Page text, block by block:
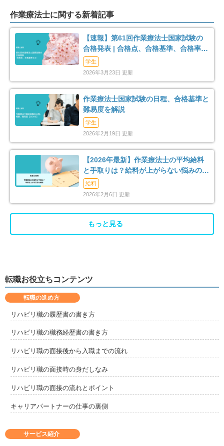
作業療法士に関する新着記事
【速報】第61回作業療法士国家試験の
合格発表 | 合格点、合格基準、合格率
（2026年）
学生
2026年3月23日 更新
作業療法士国家試験の日程、合格基準と
難易度を解説
学生
2026年2月19日 更新
【2026年最新】作業療法士の平均給料
と手取りは？給料が上がらない悩みの解
消法まで解説
給料
2026年2月6日 更新
もっと見る
転職お役立ちコンテンツ
サービス紹介
転職の進め方
リハビリ職の履歴書の書き方
リハビリ職の職務経歴書の書き方
リハビリ職の面接後から入職までの流れ
リハビリ職の面接時の身だしなみ
リハビリ職の面接の流れとポイント
キャリアパートナーの仕事の裏側